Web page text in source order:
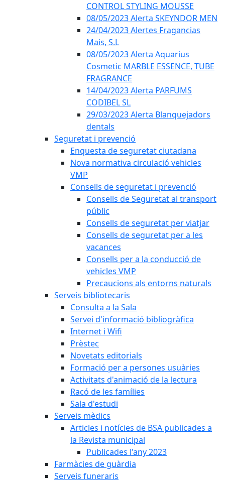
CONTROL STYLING MOUSSE
08/05/2023 Alerta SKEYNDOR MEN
24/04/2023 Alertes Fragancias
Mais, S.L
08/05/2023 Alerta Aquarius
Cosmetic MARBLE ESSENCE, TUBE
FRAGRANCE
14/04/2023 Alerta PARFUMS
CODIBEL SL
29/03/2023 Alerta Blanquejadors
dentals
Seguretat i prevenció
Enquesta de seguretat ciutadana
Nova normativa circulació vehicles
VMP
Consells de seguretat i prevenció
Consells de Seguretat al transport
públic
Consells de seguretat per viatjar
Consells de seguretat per a les
vacances
Consells per a la conducció de
vehicles VMP
Precaucions als entorns naturals
Serveis bibliotecaris
Consulta a la Sala
Servei d'informació bibliogràfica
Internet i Wifi
Prèstec
Novetats editorials
Formació per a persones usuàries
Activitats d'animació de la lectura
Racó de les famílies
Sala d'estudi
Serveis mèdics
Articles i notícies de BSA publicades a
la Revista municipal
Publicades l'any 2023
Farmàcies de guàrdia
Serveis funeraris